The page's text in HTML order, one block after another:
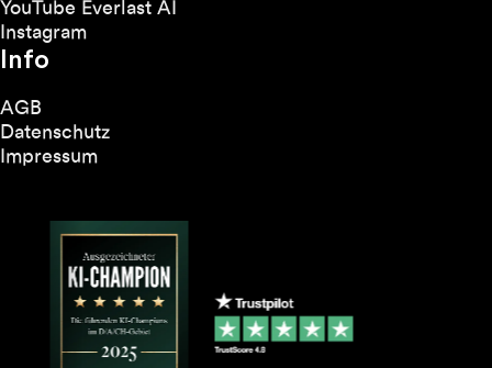
YouTube Everlast AI
Instagram
Info
AGB
Datenschutz
Impressum